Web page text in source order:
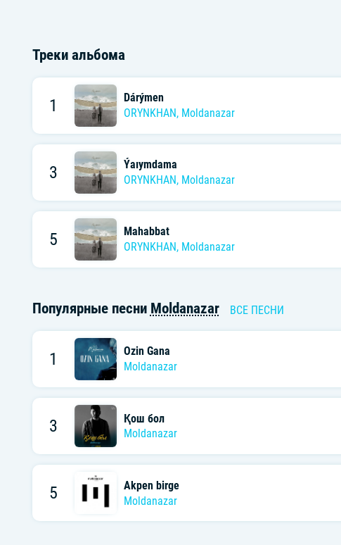
Треки альбома
1
Dárýmen
ORYNKHAN, Moldanazar
3
Ýaıymdama
ORYNKHAN, Moldanazar
5
Mahabbat
ORYNKHAN, Moldanazar
Популярные песни Moldanazar ВСЕ ПЕСНИ
1
Ozin Gana
Moldanazar
3
Қош бол
Moldanazar
5
Akpen birge
Moldanazar